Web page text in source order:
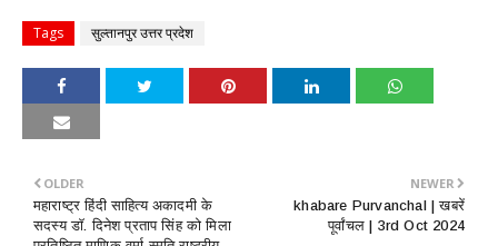
Tags सुल्तानपुर उत्तर प्रदेश
NEWER
khabare Purvanchal | खबरें
पूर्वांचल | 3rd Oct 2024
OLDER
महाराष्ट्र हिंदी साहित्य अकादमी के
सदस्य डाॅ. दिनेश प्रताप सिंह को मिला